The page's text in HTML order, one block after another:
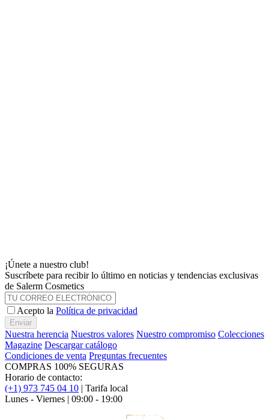
¡Únete a nuestro club!
Suscríbete para recibir lo último en noticias y tendencias exclusivas
de Salerm Cosmetics
Acepto la Política de privacidad
Enviar
Nuestra herencia Nuestros valores Nuestro compromiso Colecciones
Magazine Descargar catálogo
Condiciones de venta Preguntas frecuentes
COMPRAS 100% SEGURAS
Horario de contacto:
(+1) 973 745 04 10 | Tarifa local
Lunes - Viernes | 09:00 - 19:00